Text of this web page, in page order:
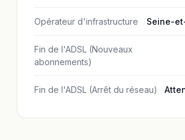
Opérateur d'infrastructure Seine-
Fin de l'ADSL (Nouveaux
abonnements)
Fin de l'ADSL (Arrêt du réseau)